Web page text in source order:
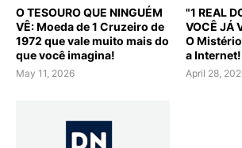
O TESOURO QUE NINGUÉM
VÊ: Moeda de 1 Cruzeiro de
1972 que vale muito mais do
que você imagina!
May 11, 2026
"1 REAL
VOCÊ JÁ
O
a Internet!
April 28,